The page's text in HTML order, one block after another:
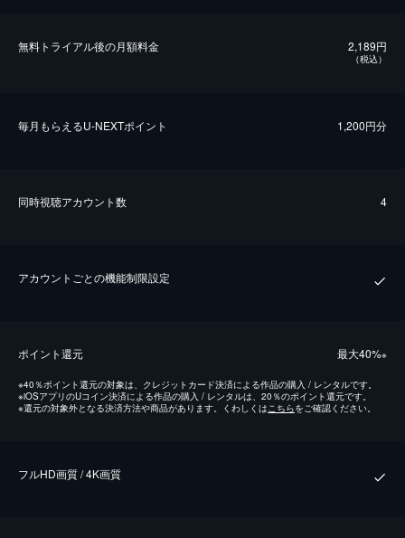
無料トライアル後の⽉額料金 2,189円
（税込）
毎⽉もらえるU-NEXTポイント 1,200円分
同時視聴アカウント数 4
アカウントごとの機能制限設定
ポイント還元 最⼤40%※
※40％ポイント還元の対象は、クレジットカード決済による作品の購入 / レンタルです。
※iOSアプリのUコイン決済による作品の購入 / レンタルは、20％のポイント還元です。
※還元の対象外となる決済方法や商品があります。くわしくはこちらをご確認ください。
フルHD画質 / 4K画質